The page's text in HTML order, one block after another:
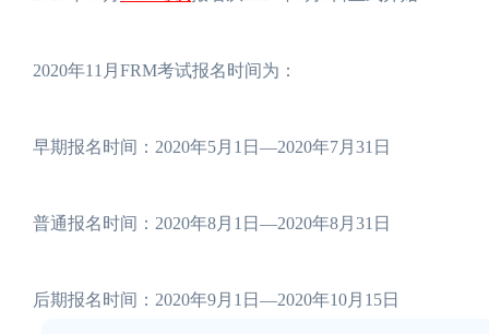
2020年11月FRM考试报名时间为：
早期报名时间：2020年5月1日—2020年7月31日
普通报名时间：2020年8月1日—2020年8月31日
后期报名时间：2020年9月1日—2020年10月15日